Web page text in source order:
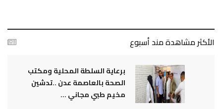
الأكثر مشاهدة مند أسبوع
برعاية السلطة المحلية ومكتب
الصحة بالعاصمة عدن ..تدشين
مخيم طبي مجاني ...